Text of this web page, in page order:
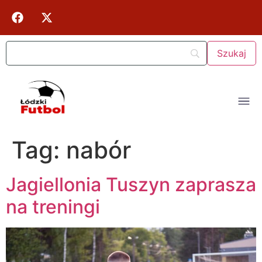
Tag: nabór
Jagiellonia Tuszyn zaprasza
na treningi